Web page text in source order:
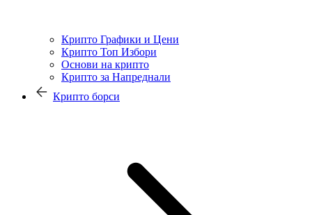
Крипто Графики и Цени
Крипто Топ Избори
Основи на крипто
Крипто за Напреднали
Крипто борси